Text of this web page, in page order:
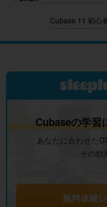
Cubase 11 初心
Cubaseの学習
あなたに合わせた
その効
無料体験